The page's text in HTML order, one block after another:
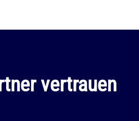
vertrauen